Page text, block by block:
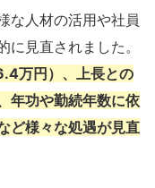
な人材の活用や社員
見直されました。
万円）、上長との
年功や勤続年数に依
ど様々な処遇が見直